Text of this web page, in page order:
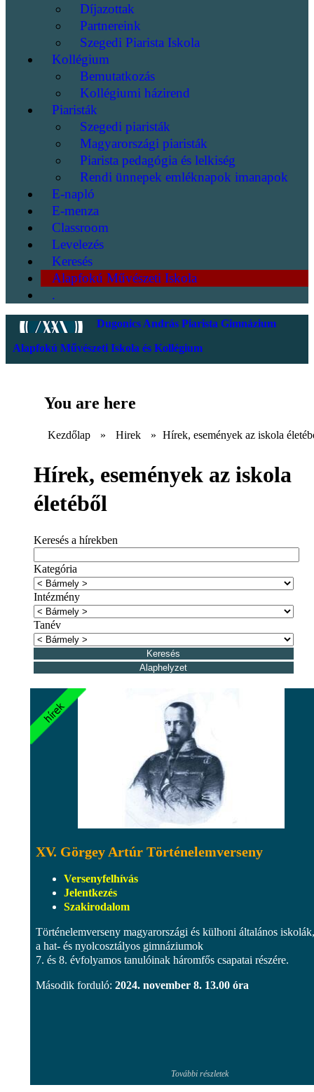
Díjazottak
Partnereink
Szegedi Piarista Iskola
Kollégium
Bemutatkozás
Kollégiumi házirend
Piaristák
Szegedi piaristák
Magyarországi piaristák
Piarista pedagógia és lelkiség
Rendi ünnepek emléknapok imanapok
E-napló
E-menza
Classroom
Levelezés
Keresés
Alapfokú Művészeti Iskola
.
Dugonics András Piarista Gimnázium
Alapfokú Művészeti Iskola és Kollégium
You are here
Kezdőlap » Hirek » Hírek, események az iskola
Hírek, események az iskola
életéből
Keresés a hírekben
Kategória
Intézmény
Tanév
XV. Görgey Artúr Történelemverseny
Versenyfelhívás
Jelentkezés
Szakirodalom
Történelemverseny magyarországi és külhoni általános
a hat- és nyolcosztályos gimnáziumok
7. és 8. évfolyamos tanulóinak háromfős csapatai részére.
Második forduló: 2024. november 8. 13.00 óra
További részletek